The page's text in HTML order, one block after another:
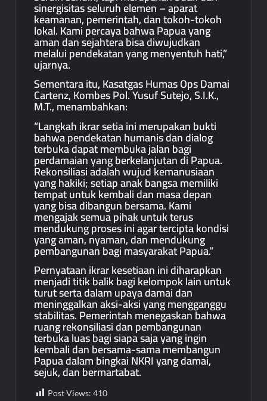
sinergisitas seluruh elemen – aparat
keamanan, pemerintah, dan tokoh-tokoh
lokal. Kami percaya bahwa Papua yang
aman dan sejahtera bisa diwujudkan
melalui pendekatan yang menyentuh hati,”
ujarnya.
Sementara itu, Kasatgas Humas Ops Damai
Cartenz, Kombes Pol. Yusuf Sutejo, S.I.K.,
M.T., menambahkan:
“Langkah ikrar setia ini merupakan bukti
bahwa pendekatan humanis dan dialog
terbuka dapat membuka jalan bagi
perdamaian yang berkelanjutan di Papua.
Rekonsiliasi adalah wujud kemanusiaan
yang hakiki; setiap anak bangsa memiliki
tempat untuk kembali dan masa depan
yang bisa dibangun bersama. Kami
mengajak semua pihak untuk terus
mendukung proses ini agar tercipta kondisi
yang aman, nyaman, dan mendukung
pembangunan bagi masyarakat Papua.”
Pernyataan ikrar kesetiaan ini diharapkan
menjadi titik balik bagi kelompok lain untuk
turut serta dalam upaya damai dan
meninggalkan aksi-aksi yang mengganggu
stabilitas. Pemerintah menegaskan bahwa
ruang rekonsiliasi dan pembangunan
terbuka luas bagi siapa saja yang ingin
kembali dan bersama-sama membangun
Papua dalam bingkai NKRI yang damai,
sejuk, dan bermartabat.
Post Views: 410